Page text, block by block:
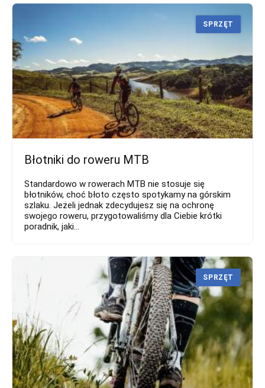
Błotniki do roweru MTB
Standardowo w rowerach MTB nie stosuje się
błotników, choć błoto często spotykamy na górskim
szlaku. Jeżeli jednak zdecydujesz się na ochronę
swojego roweru, przygotowaliśmy dla Ciebie krótki
poradnik, jaki...
SPRZĘT
SPRZĘT